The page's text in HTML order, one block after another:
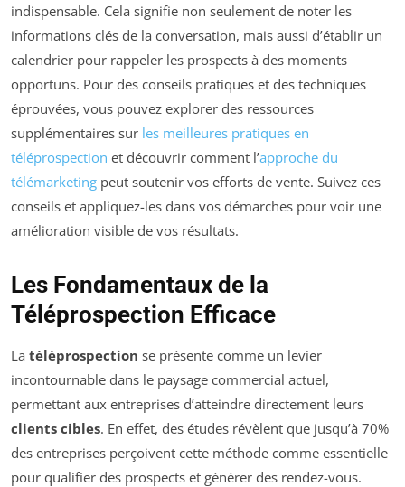
indispensable. Cela signifie non seulement de noter les
informations clés de la conversation, mais aussi d’établir un
calendrier pour rappeler les prospects à des moments
opportuns. Pour des conseils pratiques et des techniques
éprouvées, vous pouvez explorer des ressources
supplémentaires sur les meilleures pratiques en
téléprospection et découvrir comment l’approche du
télémarketing peut soutenir vos efforts de vente. Suivez ces
conseils et appliquez-les dans vos démarches pour voir une
amélioration visible de vos résultats.
Les Fondamentaux de la
Téléprospection Efficace
La téléprospection se présente comme un levier
incontournable dans le paysage commercial actuel,
permettant aux entreprises d’atteindre directement leurs
clients cibles. En effet, des études révèlent que jusqu’à 70%
des entreprises perçoivent cette méthode comme essentielle
pour qualifier des prospects et générer des rendez-vous.